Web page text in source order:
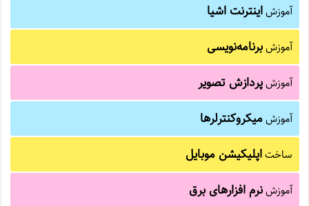
آموزشاینترنت اشیا
آموزشبرنامه‌نویسی
آموزشپردازش تصویر
آموزشمیکروکنترلرها
ساختاپلیکیشن موبایل
آموزشنرم افزارهای برق